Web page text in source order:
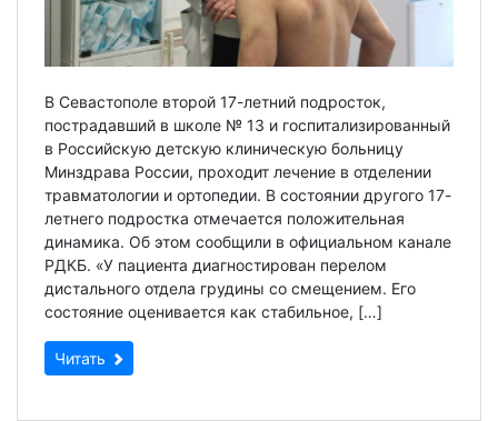
В Севастополе второй 17-летний подросток,
пострадавший в школе № 13 и госпитализированный
в Российскую детскую клиническую больницу
Минздрава России, проходит лечение в отделении
травматологии и ортопедии. В состоянии другого 17-
летнего подростка отмечается положительная
динамика. Об этом сообщили в официальном канале
РДКБ. «У пациента диагностирован перелом
дистального отдела грудины со смещением. Его
состояние оценивается как стабильное, […]
Читать